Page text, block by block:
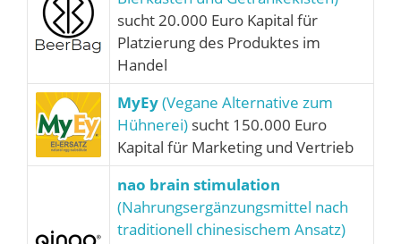
sucht 20.000 Euro Kapital für
Platzierung des Produktes im
Handel
MyEy(Vegane Alternative zum
Hühnerei) sucht 150.000 Euro
Kapital für Marketing und Vertrieb
nao brain stimulation
(Nahrungsergänzungsmittel nach
traditionell chinesischem Ansatz)